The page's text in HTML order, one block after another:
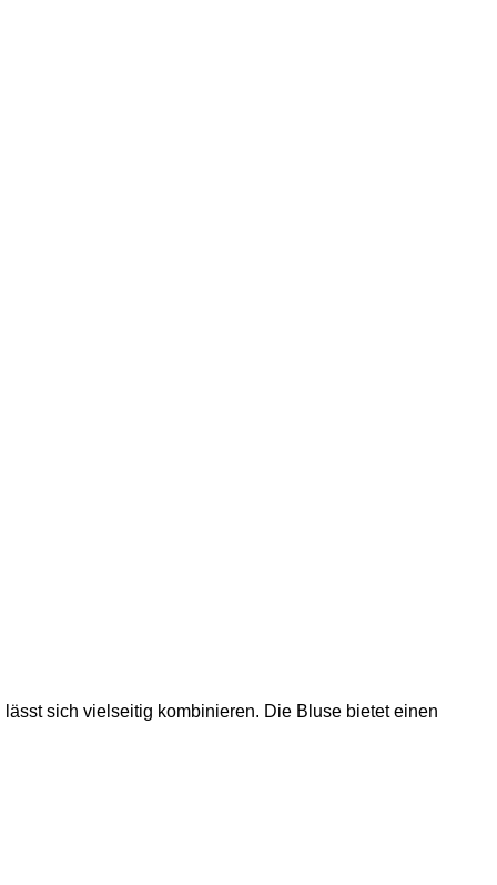
sich vielseitig kombinieren. Die Bluse bietet einen